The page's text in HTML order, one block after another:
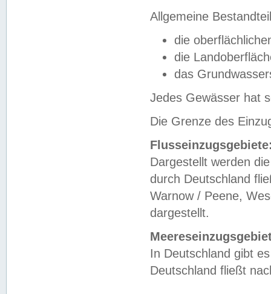
Allgemeine
die
die
das
Jedes Gewässer hat
Die Grenze des
Dargestellt werden
durch Deutschland
Warnow / Peene,
dargestellt.
In Deutschland gibt
Deutschland fließt